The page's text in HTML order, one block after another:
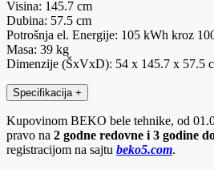
Visina: 145.7 cm
Dubina: 57.5 cm
Potrošnja el. Energije: 105 kWh kroz
Masa: 39 kg
Dimenzije (ŠxVxD): 54 x 145.7 x 57.5
Specifikacija +
Kupovinom BEKO bele tehnike, od
pravo na 2 godne redovne i 3 godine
registracijom na sajtu beko5.com.